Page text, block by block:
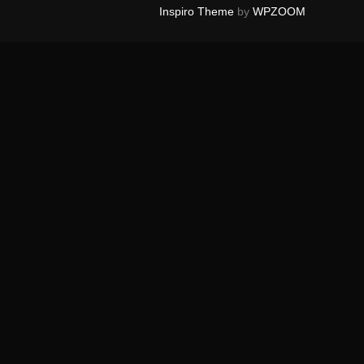
Inspiro Theme by WPZOOM